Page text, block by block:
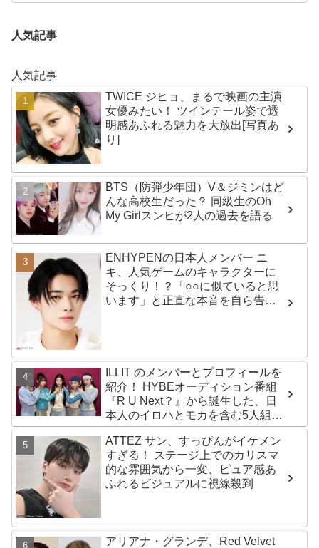
人気記事
人気記事
TWICE ジヒョ、まるで映画の主演
女優みたい！ ツインテール姿で透
明感あふれる魅力を大放出[写真あ
り]
BTS（防弾少年団）V＆ジミンはど
んな高校生だった？ 同級生のOh
My Girlスンヒが2人の過去を語る
ENHYPENの日本人メンバー ニ
キ、人気ゲームのキャラクターに
そっくり！？「○○に似ていると思
います」と正直な本音を自ら告
ILLIT のメンバーとプロフィールを
紹介！ HYBEオーディション番組
『R U Next？』から誕生した、日
本人のイロハとモカを含む5人組ガ
ールズグループ！ デビュー曲
「Magnetic」がいきなりの大ヒッ
ト
ATTEZ サン、すっぴんがイケメン
すぎる！ ステージ上でのカリスマ
的な雰囲気から一変、ピュア感あ
ふれるビジュアルに視線殺到
アリアナ・グランデ、Red Velvet